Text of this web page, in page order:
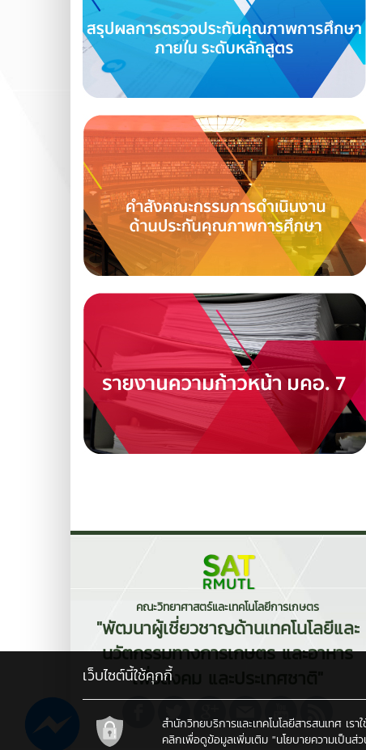
คณะวิทยาศาสตร์และเทคโนโลยีการเกษตร
"พัฒนาผู้เชี่ยวชาญด้านเทคโนโลยีและ
นวัตกรรมทางการเกษตร และอาหาร
เพื่อสังคม และประเทศชาติ"
เว็บไซต์นี้ใช้คุกกี้
สำนักวิทยบริการและเทคโนโลยีสารสนเทศ เ
คลิกเพื่อดูข้อมูลเพิ่มเติม "นโยบายความเป็นส่